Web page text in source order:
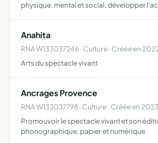
physique, mental et social, développer
Anahita
RNA W133037246 · Culture · Créée en
Arts du spectacle vivant
Ancrages Provence
RNA W133037798 · Culture · Créée en 2023
Promouvoir le spectacle vivant et son
phonographique, papier et numérique